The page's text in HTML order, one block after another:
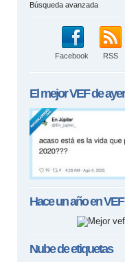
Búsqueda avanzada
Facebook RSS
El mejorVEFde ayer
Hace un año enVEF
Nube de etiquetas